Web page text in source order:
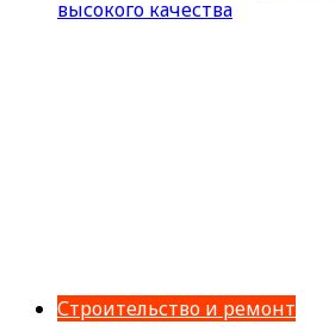
Строительство и ремонт